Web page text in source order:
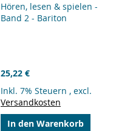
Hören, lesen & spielen -
Band 2 - Bariton
25,22 €
Inkl. 7% Steuern , excl.
Versandkosten
In den Warenkorb